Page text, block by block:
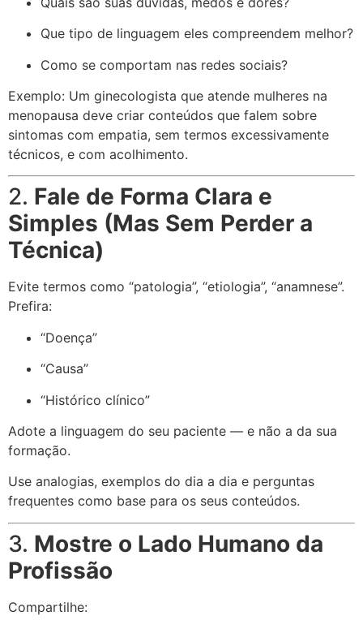
Que tipo de linguagem eles compreendem melhor?
Como se comportam nas redes sociais?
Exemplo: Um ginecologista que atende mulheres na
menopausa deve criar conteúdos que falem sobre
sintomas com empatia, sem termos excessivamente
técnicos, e com acolhimento.
2. Fale de Forma Clara e
Simples (Mas Sem Perder a
Técnica)
Evite termos como “patologia”, “etiologia”, “anamnese”.
Prefira:
“Doença”
“Causa”
“Histórico clínico”
Adote a linguagem do seu paciente — e não a da sua
formação.
Use analogias, exemplos do dia a dia e perguntas
frequentes como base para os seus conteúdos.
3. Mostre o Lado Humano da
Profissão
Compartilhe: